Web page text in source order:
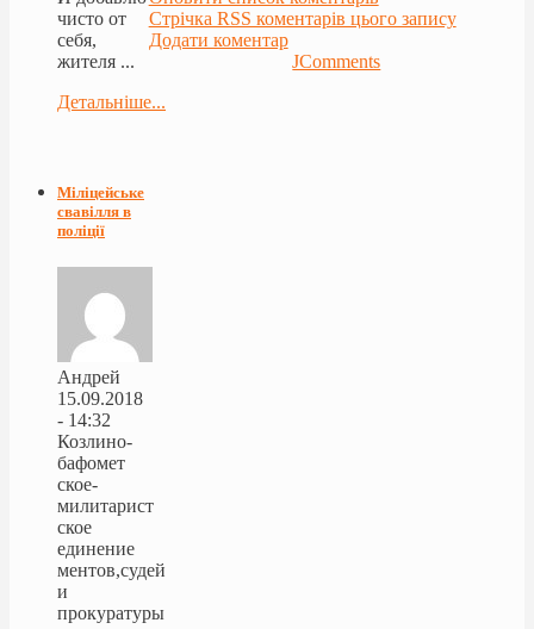
Стрічка RSS коментарів цього запису
Додати коментар
JComments
чисто от
себя,
жителя ...
Детальніше...
Міліцейське
свавілля в
поліції
Андрей
15.09.2018
- 14:32
Козлино-
бафомет
ское-
милитарист
ское
единение
ментов,судей
и
прокуратуры